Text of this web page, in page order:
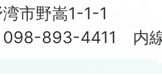
市野嵩1-1-1
098-893-4411 内